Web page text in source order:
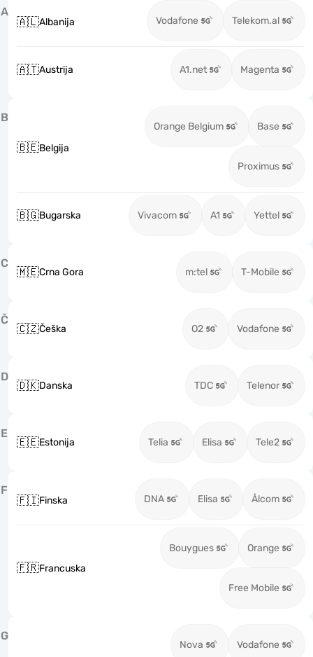
A
🇦🇱Albanija Vodafone Telekom.al
🇦🇹Austrija A1.net Magenta
B
🇧🇪Belgija
Orange Belgium Base
Proximus
🇧🇬Bugarska Vivacom A1 Yettel
C
🇲🇪Crna Gora m:tel T-Mobile
Č
🇨🇿Češka O2 Vodafone
D
🇩🇰Danska TDC Telenor
E
🇪🇪Estonija Telia Elisa Tele2
F
🇫🇮Finska DNA Elisa Ålcom
🇫🇷Francuska
Bouygues Orange
Free Mobile
G
Nova Vodafone